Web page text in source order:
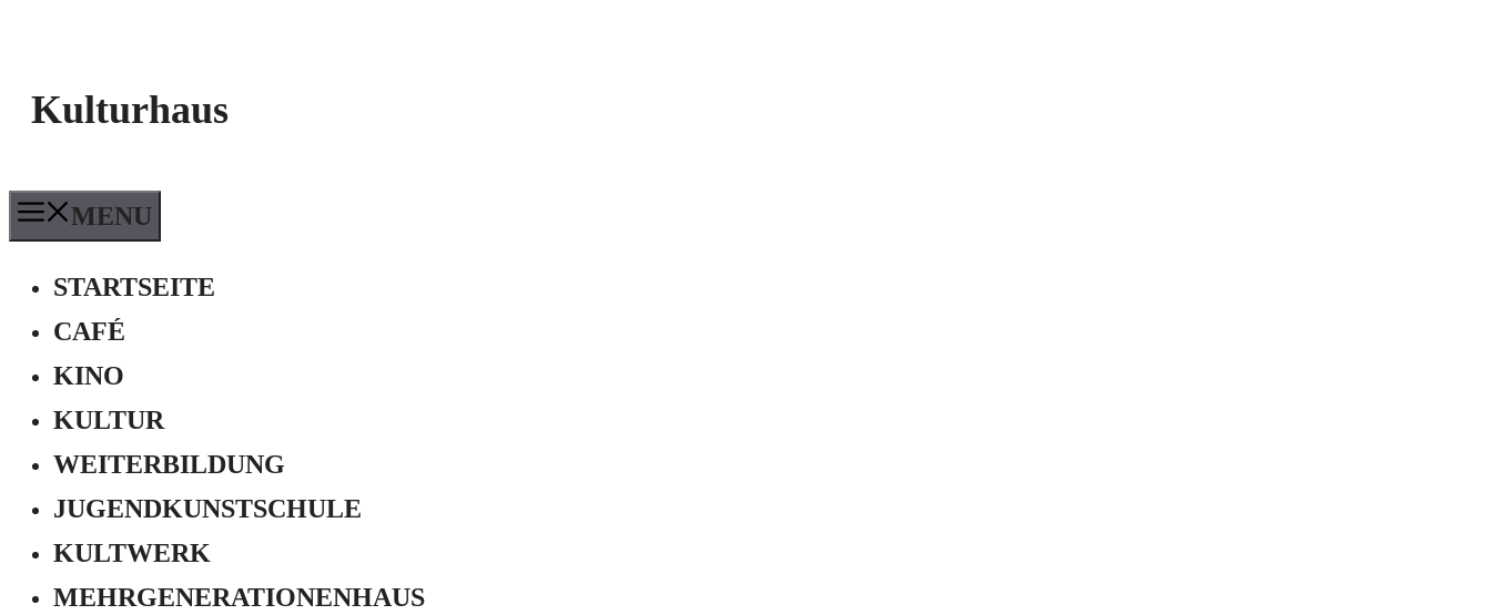
Kulturhaus
MENU
STARTSEITE
CAFÉ
KINO
KULTUR
WEITERBILDUNG
JUGEND­KUNSTSCHULE
KULTWERK
MEHRGENERATIONEN­HAUS